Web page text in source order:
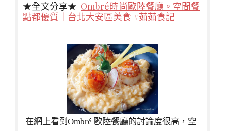
★全文分享★ Ombré時尚歐陸餐廳。空間餐
點都優質｜台北大安區美食 #茹茹食記
在網上看到Ombré 歐陸餐廳的討論度很高，空